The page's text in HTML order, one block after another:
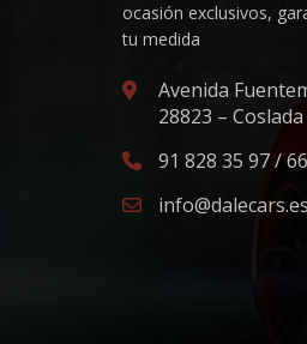
ocasión exclusivos,
tu medida
Avenida
28823 – Coslada
91 828 35 97 /
info@dalecars.es